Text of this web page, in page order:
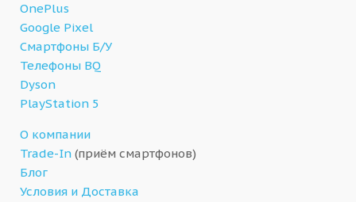
OnePlus
Google Pixel
Смартфоны Б/У
Телефоны BQ
Dyson
PlayStation 5
О компании
Trade-In (приём смартфонов)
Блог
Условия и Доставка